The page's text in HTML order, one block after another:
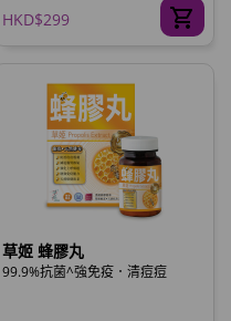
HKD$299
草姬 蜂膠丸
99.9%抗菌^強免疫．清痘痘